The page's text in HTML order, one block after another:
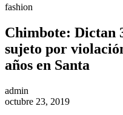
fashion
Chimbote: Dictan
sujeto por
años en Santa
admin
octubre 23, 2019